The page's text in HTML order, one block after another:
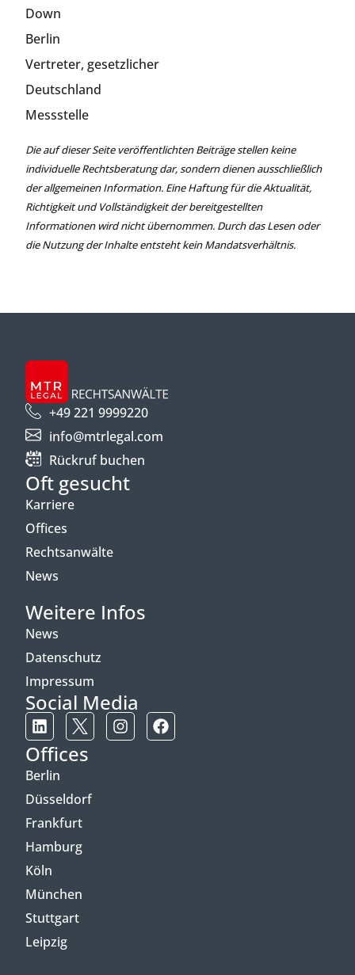
Down
Berlin
Vertreter, gesetzlicher
Deutschland
Messstelle
Die auf dieser Seite veröffentlichten Beiträge stellen keine
individuelle Rechtsberatung dar, sondern dienen ausschließlich
der allgemeinen Information. Eine Haftung für die Aktualität,
Richtigkeit und Vollständigkeit der bereitgestellten
Informationen wird nicht übernommen. Durch das Lesen oder
die Nutzung der Inhalte entsteht kein Mandatsverhältnis.
+49 221 9999220
info@mtrlegal.com
Rückruf buchen
Oft gesucht
Karriere
Offices
Rechtsanwälte
News
Weitere Infos
News
Datenschutz
Impressum
Social Media
Offices
Berlin
Düsseldorf
Frankfurt
Hamburg
Köln
München
Stuttgart
Leipzig